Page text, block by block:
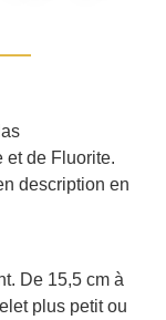
et de Fluorite.
description en
De 15,5 cm à
plus petit ou